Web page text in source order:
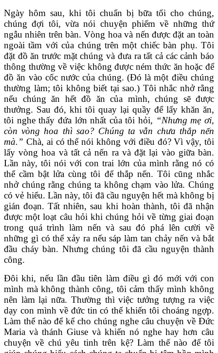
Ngày hôm sau, khi tôi chuẩn bị bữa tối cho chúng,
chúng đợi tôi, vừa nói chuyện phiếm về những thứ
ngẫu nhiên trên bàn. Vòng hoa và nến được đặt an toàn
ngoài tầm với của chúng trên một chiếc bàn phụ. Tôi
đặt đồ ăn trước mặt chúng và đưa ra tất cả các cảnh báo
thông thường về việc không được ném thức ăn hoặc để
đồ ăn vào cốc nước của chúng. (Đó là một điều chúng
thường làm; tôi không biết tại sao.) Tôi nhắc nhở rằng
nếu chúng ăn hết đồ ăn của mình, chúng sẽ được
thưởng. Sau đó, khi tôi quay lại quầy để lấy khăn ăn,
tôi nghe thấy đứa lớn nhất của tôi hỏi, “Nhưng mẹ ơi,
còn vòng hoa thì sao? Chúng ta vẫn chưa thắp nến
mà.” Chà, ai có thể nói không với điều đó? Vì vậy, tôi
lấy vòng hoa và tất cả nến ra và đặt lại vào giữa bàn.
Lần này, tôi nói với con trai lớn của mình rằng nó có
thể cầm bật lửa cùng tôi để thắp nến. Tôi cũng nhắc
nhở chúng rằng chúng ta không chạm vào lửa. Chúng
có vẻ hiểu. Lần này, tôi đã cầu nguyện hết mà không bị
gián đoạn. Tất nhiên, sau khi hoàn thành, tôi đã nhận
được một loạt câu hỏi khi chúng hỏi về từng giai đoạn
trong quá trình làm nến và sau đó phá lên cười về
những gì có thể xảy ra nếu sáp làm tan chảy nến và bắt
đầu cháy bàn. Nhưng chúng tôi đã cầu nguyện thành
công.
Đôi khi, nếu lần đầu tiên làm điều gì đó mới với con
mình mà không thành công, tôi cảm thấy mình không
nên làm lại nữa. Thường thì việc tưởng tượng ra việc
dạy con mình về đức tin có thể khiến tôi choáng ngợp.
Làm thế nào để kể cho chúng nghe câu chuyện về Đức
Maria và thánh Giuse và khiến nó nghe hay hơn câu
chuyện về chú yêu tinh trên kệ? Làm thế nào để tôi